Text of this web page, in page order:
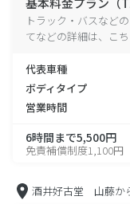
トラック・バスなど
てなどの詳細は、こ
代表車種
ボディタイプ
営業時間
6時間まで5,500円
免責補償制度1,100円
酒井好古堂 山藤か